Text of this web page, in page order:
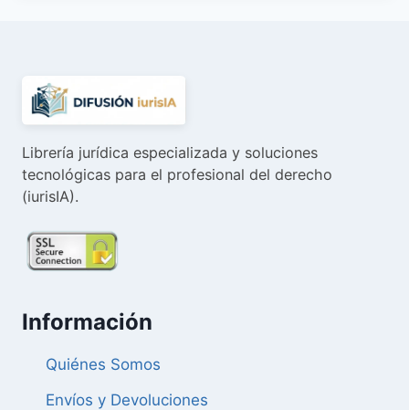
Librería jurídica especializada y soluciones
tecnológicas para el profesional del derecho
(iurisIA).
Información
Quiénes Somos
Envíos y Devoluciones